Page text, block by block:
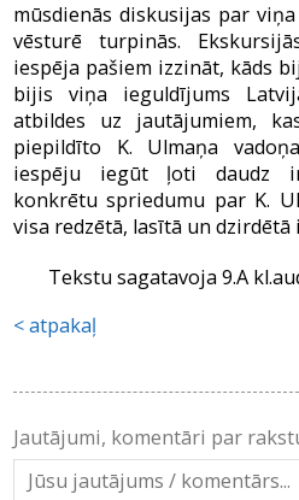
mūsdienās diskusijas par
vēsturē turpinās.
iespēja pašiem izzināt, kāds
bijis viņa ieguldījums
atbildes uz jautājumiem,
piepildīto K. Ulmaņa
iespēju iegūt ļoti daudz
konkrētu spriedumu par K.
visa redzētā, lasītā un
Tekstu sagatavoja 9.A
atpakaļ
Jautājumi, komentāri par